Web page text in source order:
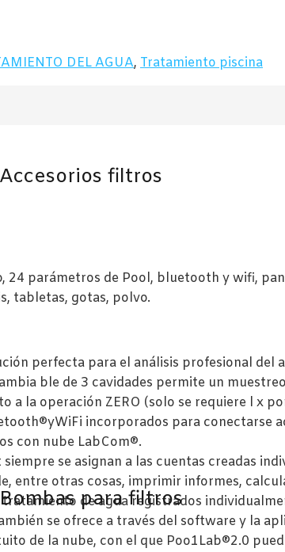
Accesorios filtros
Bombas para filtros
DEL AGUA, Tratamiento piscina
24 parámetros de Pool, bluetooth y wifi,
tabletas, gotas, polvo.
perfecta para el análisis profesional del
ble de 3 cavidades permite un
a la operación ZERO (solo se requiere l x
incorporados para conectarse
con nube LabCom®.
se asignan a las cuentas creadas
entre otras cosas, imprimir informes,
de agua registrados
se ofrece a través del software y la
de la nube, con el que Poo1Lab®2.0